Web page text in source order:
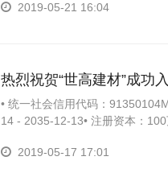
2019-05-21 16:04
热烈祝贺“世高建材”成功
• 统一社会信用代码：
14 - 2035-12-13• 注册资本：
2019-05-17 17:01